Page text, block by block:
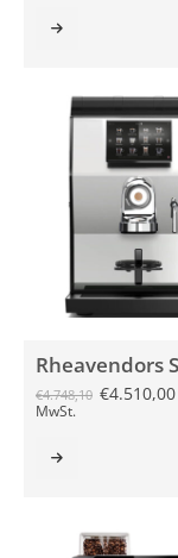
€4.748,10 €4.510,00
MwSt.